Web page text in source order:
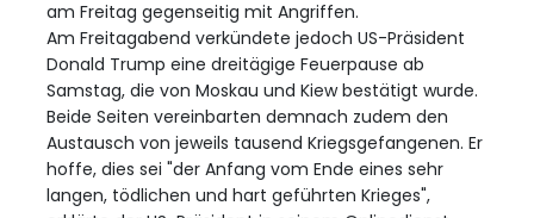
am Freitag gegenseitig mit Angriffen.
Am Freitagabend verkündete jedoch US-Präsident
Donald Trump eine dreitägige Feuerpause ab
Samstag, die von Moskau und Kiew bestätigt wurde.
Beide Seiten vereinbarten demnach zudem den
Austausch von jeweils tausend Kriegsgefangenen. Er
hoffe, dies sei "der Anfang vom Ende eines sehr
langen, tödlichen und hart geführten Krieges",